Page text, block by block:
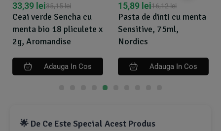
Ceai verde Sencha cu
menta bio 18 pliculete x
2g, Aromandise
35,15lei
33,39 lei
Adauga In Cos
Pasta de dinti cu menta
Sensitive, 75ml,
Nordics
16,12lei
15,89 lei
Adauga In Cos
🌟 De Ce Este Special Acest Produs